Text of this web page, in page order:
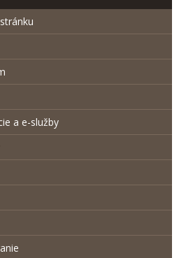
a e-služby